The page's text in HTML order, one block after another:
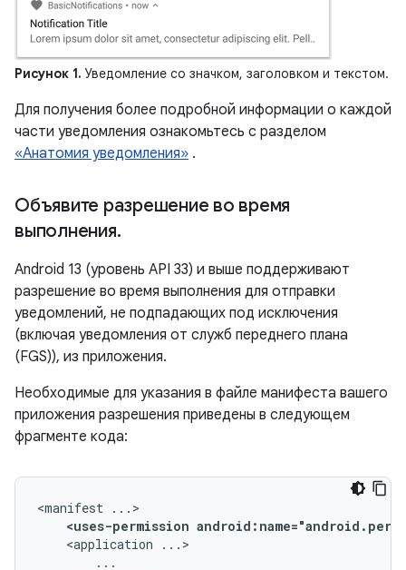
Рисунок 1. Уведомление со значком, заголовком и текстом.
Для получения более подробной информации о каждой
части уведомления ознакомьтесь с разделом
«Анатомия уведомления» .
Объявите разрешение во время
выполнения.
Android 13 (уровень API 33) и выше поддерживают
разрешение во время выполнения для отправки
уведомлений, не подпадающих под исключения
(включая уведомления от служб переднего плана
(FGS)), из приложения.
Необходимые для указания в файле манифеста вашего
приложения разрешения приведены в следующем
фрагменте кода:
<manifest
<uses-permission
<application